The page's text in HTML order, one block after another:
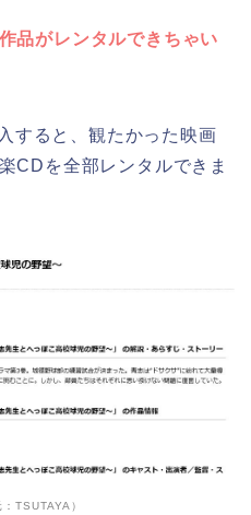
品がレンタルできちゃい
すると、観たかった映画
CDを全部レンタルできま
：TSUTAYA）